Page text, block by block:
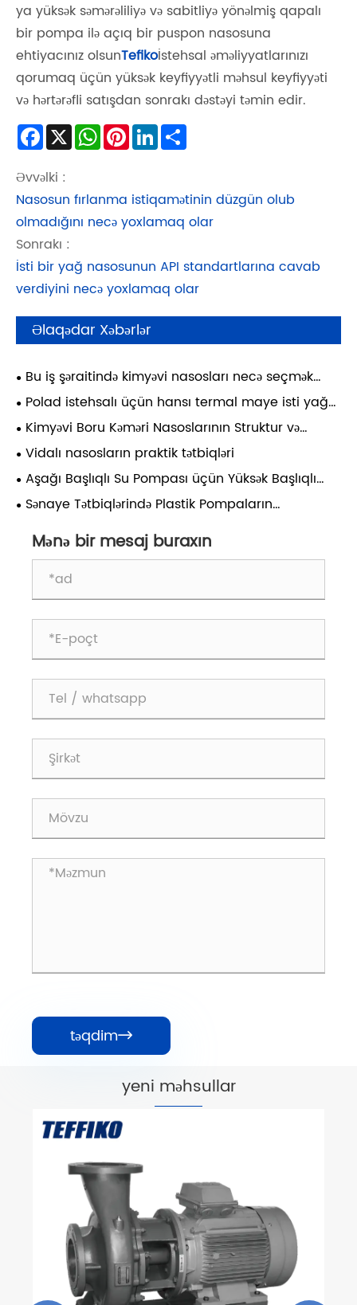
ya yüksək səmərəliliyə və sabitliyə yönəlmiş qapalı
bir pompa ilə açıq bir puspon nasosuna
ehtiyacınız olsunTefikoİstehsal əməliyyatlarınızı
qorumaq üçün yüksək keyfiyyətli məhsul keyfiyyəti
və hərtərəfli satışdan sonrakı dəstəyi təmin edir.
Facebook
X WhatsApp
Pinterest
LinkedIn
Əvvəlki :
Nasosun fırlanma istiqamətinin düzgün olub
olmadığını necə yoxlamaq olar
Sonrakı :
İsti bir yağ nasosunun API standartlarına cavab
verdiyini necə yoxlamaq olar
Əlaqədar Xəbərlər
Bu iş şəraitində kimyəvi nasosları necə seçmək
olar?
Polad istehsalı üçün hansı termal maye isti yağ
nasoslarından istifadə olunur?
Kimyəvi Boru Kəməri Nasoslarının Struktur və
Performans Təhlili
Vidalı nasosların praktik tətbiqləri
Aşağı Başlıqlı Su Pompası üçün Yüksək Başlıqlı
Mərkəzdənqaçma Nasosların İstifadəsi üzrə Qeydlər
Sənaye Tətbiqlərində Plastik Pompaların
Mənə bir mesaj buraxın
təqdim
yeni məhsullar